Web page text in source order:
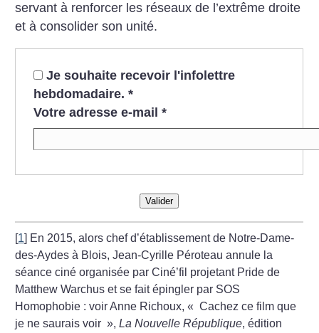
servant à renforcer les réseaux de l’extrême droite
et à consolider son unité.
Je souhaite recevoir l'infolettre
hebdomadaire. *
Votre adresse e-mail *
Valider
[1] En 2015, alors chef d’établissement de Notre-Dame-
des-Aydes à Blois, Jean-Cyrille Péroteau annule la
séance ciné organisée par Ciné’fil projetant Pride de
Matthew Warchus et se fait épingler par SOS
Homophobie : voir Anne Richoux, « Cachez ce film que
je ne saurais voir »,La Nouvelle République, édition